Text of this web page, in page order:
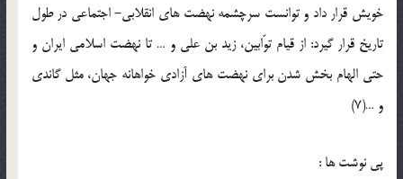
خويش قرار داد و توانست سرچشمه نهضت هاي انقلابي- اجتماعي در طول
تاريخ قرار گيرد: از قيام توّابين، زيد بن علي و … تا نهضت اسلامي ايران و
حتي الهام بخش شدن براي نهضت هاي آزادي خواهانه جهان، مثل گاندي
و …(7)
پي نوشت ها :